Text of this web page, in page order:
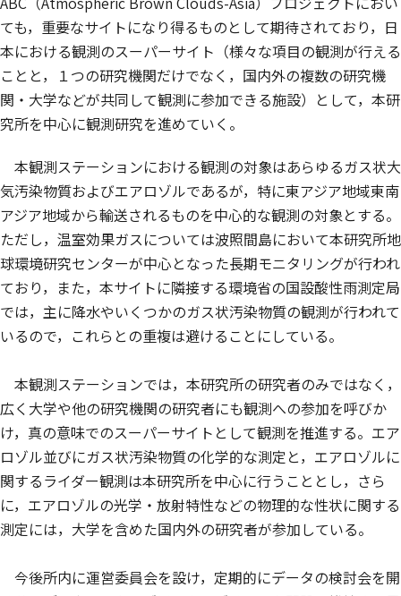
ても，重要なサイトになり得るものとして期待されており，日
本における観測のスーパーサイト（様々な項目の観測が行える
ことと，１つの研究機関だけでなく，国内外の複数の研究機
関・大学などが共同して観測に参加できる施設）として，本研
究所を中心に観測研究を進めていく。
本観測ステーションにおける観測の対象はあらゆるガス状大
気汚染物質およびエアロゾルであるが，特に東アジア地域東南
アジア地域から輸送されるものを中心的な観測の対象とする。
ただし，温室効果ガスについては波照間島において本研究所地
球環境研究センターが中心となった長期モニタリングが行われ
ており，また，本サイトに隣接する環境省の国設酸性雨測定局
では，主に降水やいくつかのガス状汚染物質の観測が行われて
いるので，これらとの重複は避けることにしている。
本観測ステーションでは，本研究所の研究者のみではなく，
広く大学や他の研究機関の研究者にも観測への参加を呼びか
け，真の意味でのスーパーサイトとして観測を推進する。エア
ロゾル並びにガス状汚染物質の化学的な測定と，エアロゾルに
関するライダー観測は本研究所を中心に行うこととし，さら
に，エアロゾルの光学・放射特性などの物理的な性状に関する
測定には，大学を含めた国内外の研究者が参加している。
今後所内に運営委員会を設け，定期的にデータの検討会を開